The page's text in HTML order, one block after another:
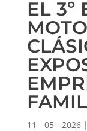
EL 3º
11 - 05 - 2026|